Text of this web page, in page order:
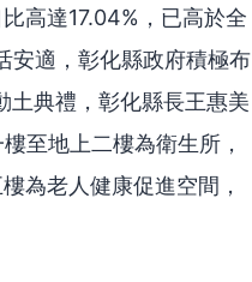
高達17.04%，已高於全
安適，彰化縣政府積極布
土典禮，彰化縣長王惠美
至地上二樓為衛生所，
為老人健康促進空間，